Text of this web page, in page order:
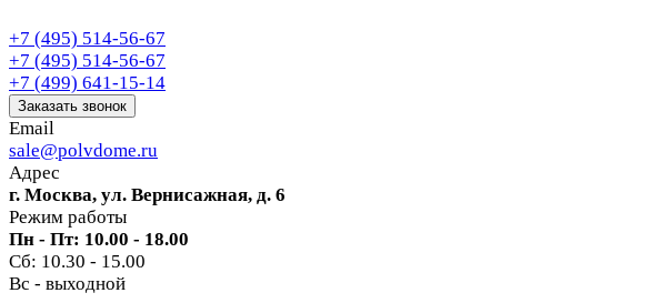
+7 (495) 514-56-67
+7 (495) 514-56-67
+7 (499) 641-15-14
Заказать звонок
Email
sale@polvdome.ru
Адрес
г. Москва, ул. Вернисажная, д. 6
Режим работы
Пн - Пт: 10.00 - 18.00
Сб: 10.30 - 15.00
Вс - выходной